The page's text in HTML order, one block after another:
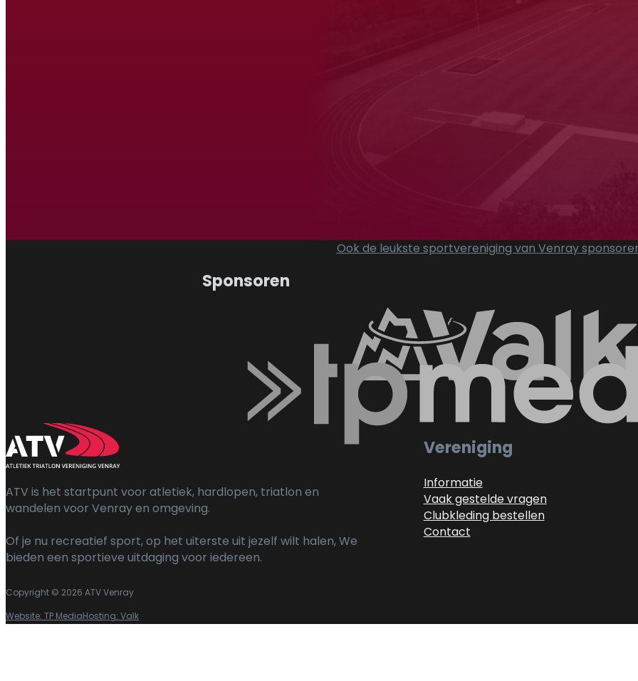
Ook de leukste sportvereniging van Venray
Sponsoren
ATV is het startpunt voor atletiek, hardlopen, triatlon en
wandelen voor Venray en omgeving.
Of je nu recreatief sport, op het uiterste uit jezelf wilt halen, We
bieden een sportieve uitdaging voor iedereen.
Vereniging
Informatie
Vaak gestelde vragen
Clubkleding bestellen
Contact
Copyright © 2026 ATV Venray
Website: TP MediaHosting: Valk